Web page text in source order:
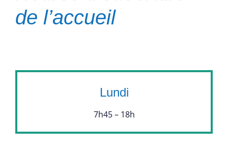
de l’accueil
Lundi
7h45 – 18h